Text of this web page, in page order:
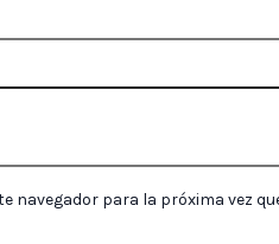
navegador para la próxima vez